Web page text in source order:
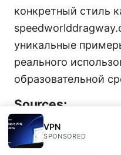
конкретный стиль
уникальные
реального
образовательной
Sources:
Gofly官网 2026：
VPN
SPONSORED